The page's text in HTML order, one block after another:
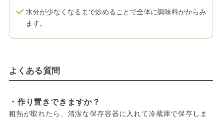
水分が少なくなるまで炒めることで全体に調味料がからみ
ます。
よくある質問
・作り置きできますか？
粗熱が取れたら、清潔な保存容器に入れて冷蔵庫で保存しま